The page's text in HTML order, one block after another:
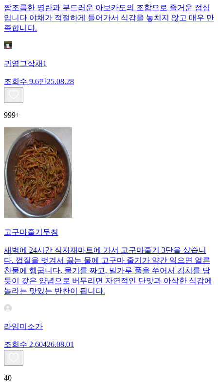
짭조름한 명란과 부드러운 아보카도의 조합으로 즐거운 점심
입니다 야채가 적절하게 들어가서 식감을 놓치지 않고 매우 만
족합니다.
귀염그잡채1
조회수 9.6만25.08.28
999+
고구마줄기무침
새벽에 24시간 식자재마트에 가서 고구마줄기 3단을 샀습니
다. 껍질을 벗겨서 끓는 물에 고구마 줄기가 약간 익으면 얼른
찬물에 헹굽니다. 물기를 짜고, 밀가루 풀을 쑤어서 김치를 담
듯이 갖은 양념으로 버무리면 자연적인 단맛과 아삭한 식감에
놀라는 맛있는 반찬이 됩니다.
라임미소가
조회수 2,60426.08.01
40